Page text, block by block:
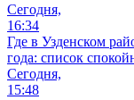
Сегодня,
16:34
Где в Узденском
года: список
Сегодня,
15:48